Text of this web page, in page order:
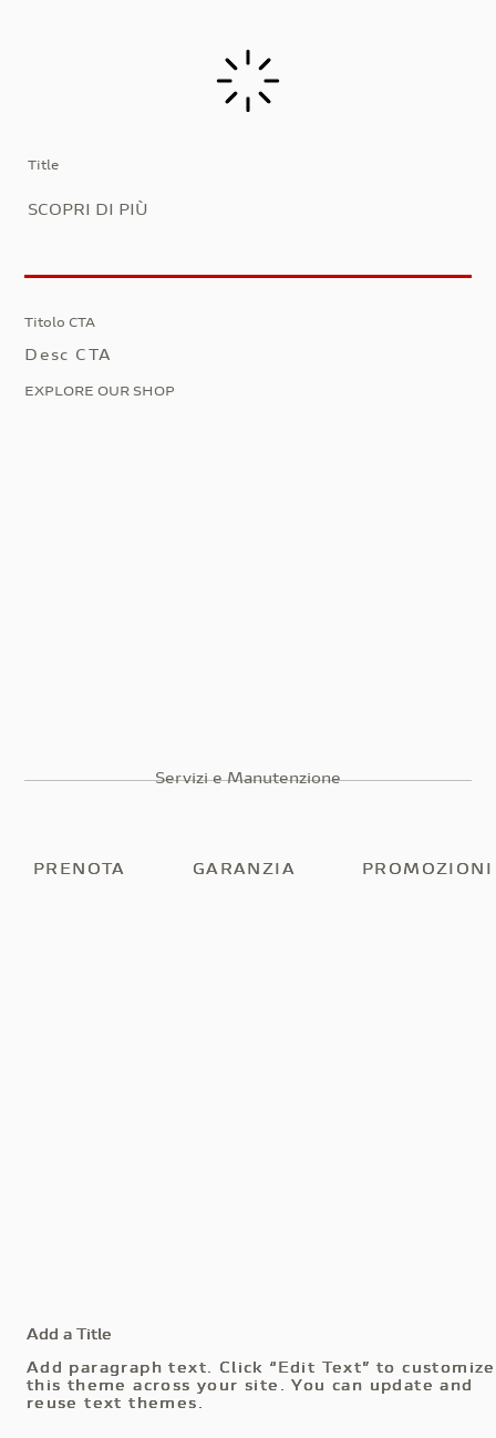
Title
SCOPRI DI PIÙ
Titolo CTA
Desc CTA
EXPLORE OUR SHOP
Servizi e Manutenzione
PRENOTA
PRENOTA GARANZIA
GARANZIA PROMOZIONI
PROMOZIONI
Add a Title
Add paragraph text. Click “Edit Text” to customize
this theme across your site. You can update and
reuse text themes.
Add a Title
Add paragraph text. Click “Edit Text” to customize
this theme across your site. You can update and
reuse text themes.
Add a Title
Add paragraph text. Click “Edit Text” to customize
this theme across your site. You can update and
reuse text themes.